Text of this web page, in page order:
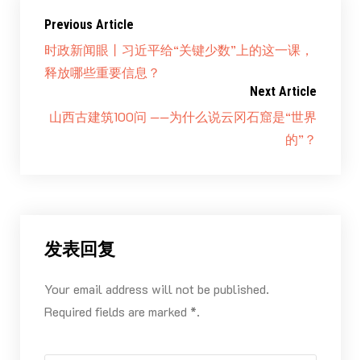
Previous Article
时政新闻眼丨习近平给“关键少数”上的这一课，
释放哪些重要信息？
Next Article
山西古建筑100问 ——为什么说云冈石窟是“世界
的”？
发表回复
Your email address will not be published.
Required fields are marked *.